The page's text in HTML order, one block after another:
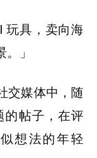
玩具，卖向海
」
交媒体中，随
的帖子，在评
想法的年轻